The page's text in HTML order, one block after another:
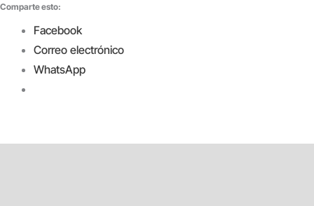
Comparte esto:
Facebook
Correo electrónico
WhatsApp